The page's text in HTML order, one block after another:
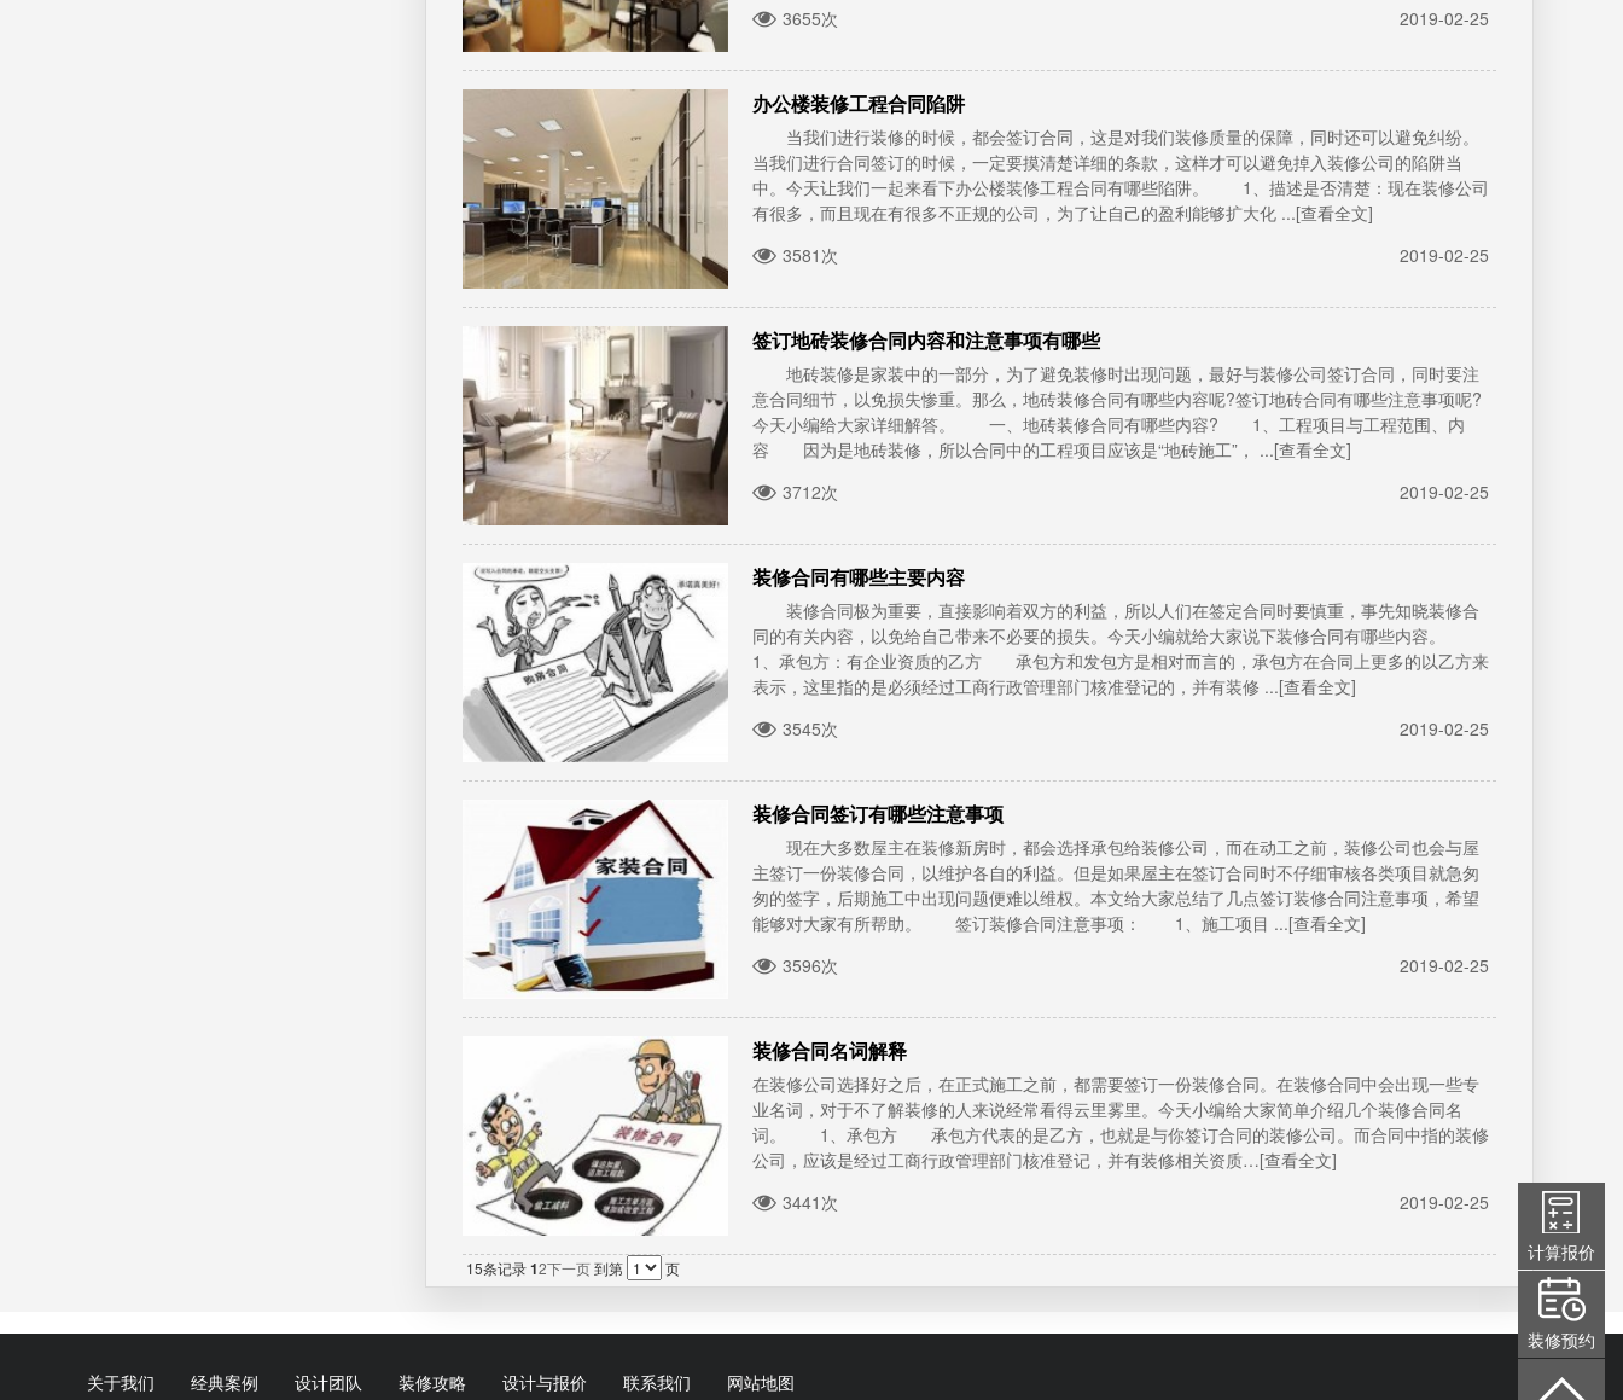
3655次
2019-02-25
办公楼装修工程合同陷阱
当我们进行装修的时候，都会签订合同，这是对我们装修质量的保障，同时还可以避免纠纷。
当我们进行合同签订的时候，一定要摸清楚详细的条款，这样才可以避免掉入装修公司的陷阱当
中。今天让我们一起来看下办公楼装修工程合同有哪些陷阱。 1、描述是否清楚：现在装修公司
有很多，而且现在有很多不正规的公司，为了让自己的盈利能够扩大化 ...[查看全文]
3581次
2019-02-25
签订地砖装修合同内容和注意事项有哪些
地砖装修是家装中的一部分，为了避免装修时出现问题，最好与装修公司签订合同，同时要注
意合同细节，以免损失惨重。那么，地砖装修合同有哪些内容呢?签订地砖合同有哪些注意事项呢?
今天小编给大家详细解答。 一、地砖装修合同有哪些内容? 1、工程项目与工程范围、内
容 因为是地砖装修，所以合同中的工程项目应该是“地砖施工”， ...[查看全文]
3712次
2019-02-25
装修合同有哪些主要内容
装修合同极为重要，直接影响着双方的利益，所以人们在签定合同时要慎重，事先知晓装修合
同的有关内容，以免给自己带来不必要的损失。今天小编就给大家说下装修合同有哪些内容。
1、承包方：有企业资质的乙方 承包方和发包方是相对而言的，承包方在合同上更多的以乙方来
表示，这里指的是必须经过工商行政管理部门核准登记的，并有装修 ...[查看全文]
3545次
2019-02-25
装修合同签订有哪些注意事项
现在大多数屋主在装修新房时，都会选择承包给装修公司，而在动工之前，装修公司也会与屋
主签订一份装修合同，以维护各自的利益。但是如果屋主在签订合同时不仔细审核各类项目就急匆
匆的签字，后期施工中出现问题便难以维权。本文给大家总结了几点签订装修合同注意事项，希望
能够对大家有所帮助。 签订装修合同注意事项： 1、施工项目 ...[查看全文]
3596次
2019-02-25
装修合同名词解释
在装修公司选择好之后，在正式施工之前，都需要签订一份装修合同。在装修合同中会出现一些专
业名词，对于不了解装修的人来说经常看得云里雾里。今天小编给大家简单介绍几个装修合同名
词。 1、承包方 承包方代表的是乙方，也就是与你签订合同的装修公司。而合同中指的装修
公司，应该是经过工商行政管理部门核准登记，并有装修相关资质…[查看全文]
3441次
2019-02-25
15条记录12下一页到第 页
关于我们 经典案例 设计团队 装修攻略 设计与报价 联系我们 网站地图
计算报价
装修预约